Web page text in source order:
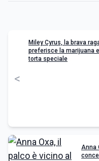
<
Miley Cyrus, la brava ragazza d'America
preferisce la marijuana
torta speciale
Anna